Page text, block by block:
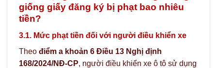
giống giấy đăng ký bị phạt bao nhiêu
tiền?
3.1. Mức phạt tiền đối với người điều khiển xe
Theo điểm a khoản 6 Điều 13 Nghị định
168/2024/NĐ-CP, người điều khiển xe ô tô sử dụng